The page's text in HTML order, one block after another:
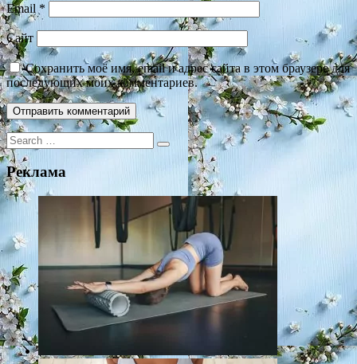
Email *
Сайт
Сохранить моё имя, email и адрес сайта в этом браузере для
последующих моих комментариев.
Search
for:
Реклама